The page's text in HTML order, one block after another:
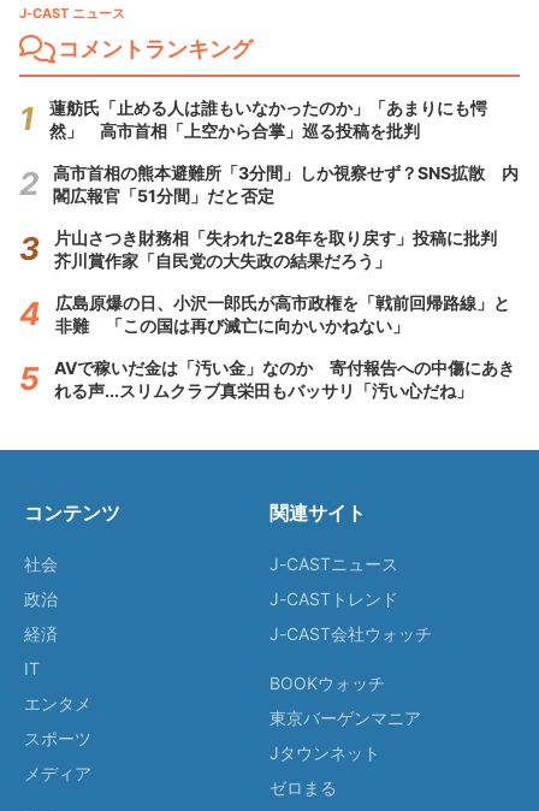
J-CAST ニュース
コメントランキング
蓮舫氏「止める人は誰もいなかったのか」「あまりにも愕
然」 高市首相「上空から合掌」巡る投稿を批判
高市首相の熊本避難所「3分間」しか視察せず？SNS拡散 内
閣広報官「51分間」だと否定
片山さつき財務相「失われた28年を取り戻す」投稿に批判
芥川賞作家「自民党の大失政の結果だろう」
広島原爆の日、小沢一郎氏が高市政権を「戦前回帰路線」と
非難 「この国は再び滅亡に向かいかねない」
AVで稼いだ金は「汚い金」なのか 寄付報告への中傷にあき
れる声...スリムクラブ真栄田もバッサリ「汚い心だね」
コンテンツ
社会
政治
経済
IT
エンタメ
スポーツ
メディア
関連サイト
J-CASTニュース
J-CASTトレンド
J-CAST会社ウォッチ
BOOKウォッチ
東京バーゲンマニア
Jタウンネット
ゼロまる